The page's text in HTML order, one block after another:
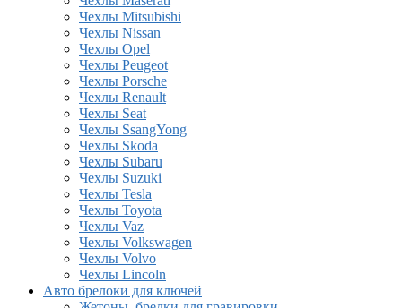
Чехлы Mitsubishi
Чехлы Nissan
Чехлы Opel
Чехлы Peugeot
Чехлы Porsche
Чехлы Renault
Чехлы Seat
Чехлы SsangYong
Чехлы Skoda
Чехлы Subaru
Чехлы Suzuki
Чехлы Tesla
Чехлы Toyota
Чехлы Vaz
Чехлы Volkswagen
Чехлы Volvo
Чехлы Lincoln
Авто брелоки для ключей